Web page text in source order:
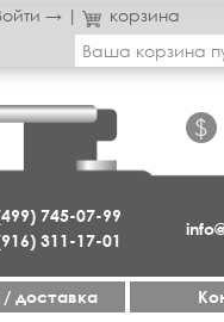
→ |
корзина
Ваша корзина
745-07-99
311-17-01
$
доставка